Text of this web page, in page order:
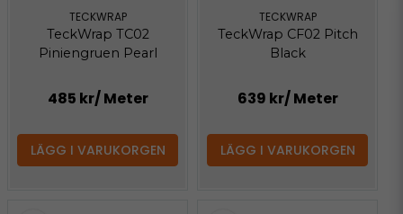
TECKWRAP
TeckWrap TC02
Piniengruen Pearl
485 kr/ Meter
LÄGG I VARUKORGEN
TECKWRAP
TeckWrap CF02 Pitch
Black
639 kr/ Meter
LÄGG I VARUKORGEN